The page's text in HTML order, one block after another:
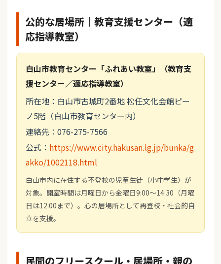
公的な居場所｜教育支援センター（適
応指導教室）
白山市教育センター「ふれあい教室」（教育支
援センター／適応指導教室）
所在地：白山市古城町2番地 松任文化会館ピー
ノ5階（白山市教育センター内）
連絡先：076-275-7566
公式： https://www.city.hakusan.lg.jp/bunka/g
akko/1002118.html
白山市内に在住する不登校の児童生徒（小中学生）が
対象。開室時間は月曜日から金曜日9:00～14:30（月曜
日は12:00まで）。心の居場所として再登校・社会的自
立を支援。
民間のフリースクール・居場所・親の